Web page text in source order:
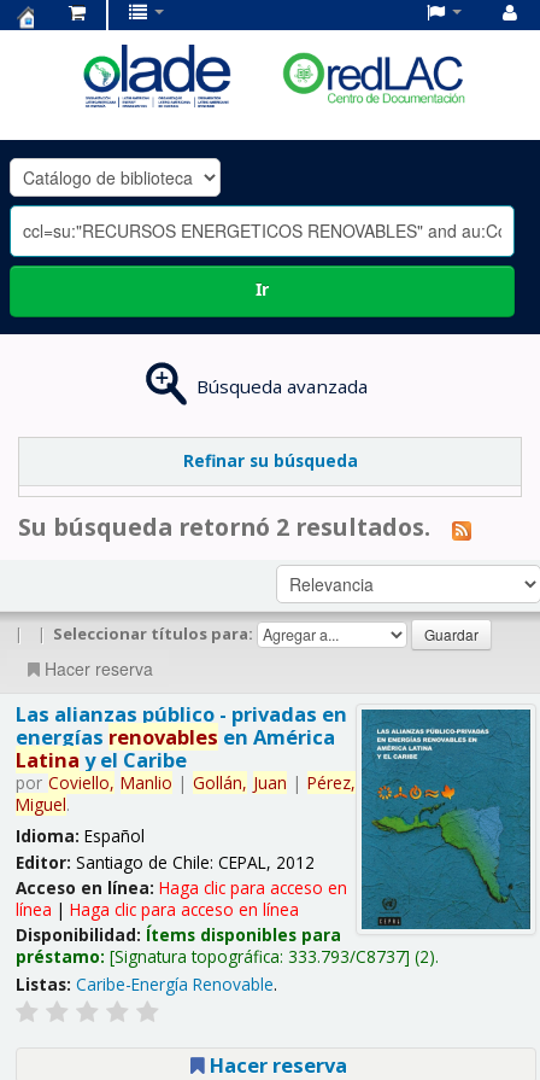
OLADE
-
Ir
Búsqueda avanzada
Refinar su búsqueda
Su búsqueda retornó 2 resultados.
| | Seleccionar títulos para:
Hacer reserva
Las alianzas público - privadas en
energías renovables en América
Latina y el Caribe
por Coviello, Manlio | Gollán, Juan | Pérez,
Miguel.
Idioma: Español
Editor: Santiago de Chile: CEPAL, 2012
Acceso en línea: Haga clic para acceso en
línea | Haga clic para acceso en línea
Disponibilidad: Ítems disponibles para
préstamo: Signatura topográfica: 333.793/C8737 (2).
Listas: Caribe-Energía Renovable.
Hacer reserva